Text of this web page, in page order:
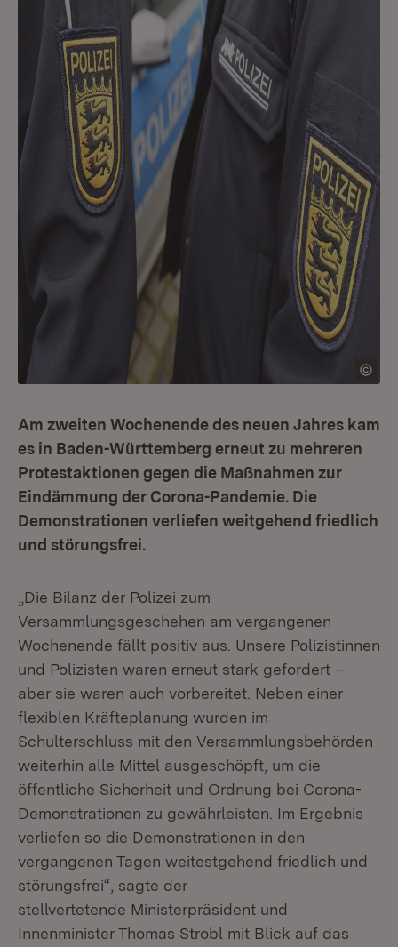
Am zweiten Wochenende des neuen Jahres kam
es in Baden-Württemberg erneut zu mehreren
Protestaktionen gegen die Maßnahmen zur
Eindämmung der Corona-Pandemie. Die
Demonstrationen verliefen weitgehend friedlich
und störungsfrei.
„Die Bilanz der Polizei zum
Versammlungsgeschehen am vergangenen
Wochenende fällt positiv aus. Unsere Polizistinnen
und Polizisten waren erneut stark gefordert –
aber sie waren auch vorbereitet. Neben einer
flexiblen Kräfteplanung wurden im
Schulterschluss mit den Versammlungsbehörden
weiterhin alle Mittel ausgeschöpft, um die
öffentliche Sicherheit und Ordnung bei Corona-
Demonstrationen zu gewährleisten. Im Ergebnis
verliefen so die Demonstrationen in den
vergangenen Tagen weitestgehend friedlich und
störungsfrei“, sagte der
stellvertetende Ministerpräsident und
Innenminister Thomas Strobl mit Blick auf das